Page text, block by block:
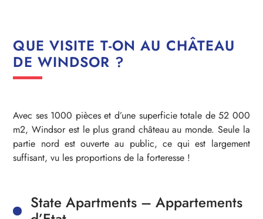
QUE VISITE T-ON AU CHÂTEAU
DE WINDSOR ?
Avec ses 1000 pièces et d’une superficie totale de 52 000
m2, Windsor est le plus grand château au monde. Seule la
partie nord est ouverte au public, ce qui est largement
suffisant, vu les proportions de la forteresse !
State Apartments – Appartements